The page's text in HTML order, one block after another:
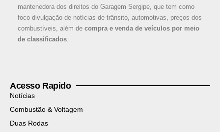
mantenedora dos direitos do Garagem Sergipe, que tem como
foco divulgação de notícias de trânsito, automotivas, preços dos
combustíveis, além de compra e venda de veículos por meio
de classificados.
Acesso Rapido
Notícias
Combustão & Voltagem
Duas Rodas